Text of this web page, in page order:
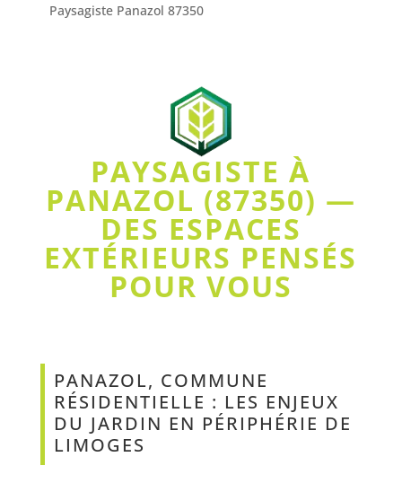
Paysagiste Panazol 87350
PAYSAGISTE À
PANAZOL (87350) —
DES ESPACES
EXTÉRIEURS PENSÉS
POUR VOUS
PANAZOL, COMMUNE
RÉSIDENTIELLE : LES ENJEUX
DU JARDIN EN PÉRIPHÉRIE DE
LIMOGES